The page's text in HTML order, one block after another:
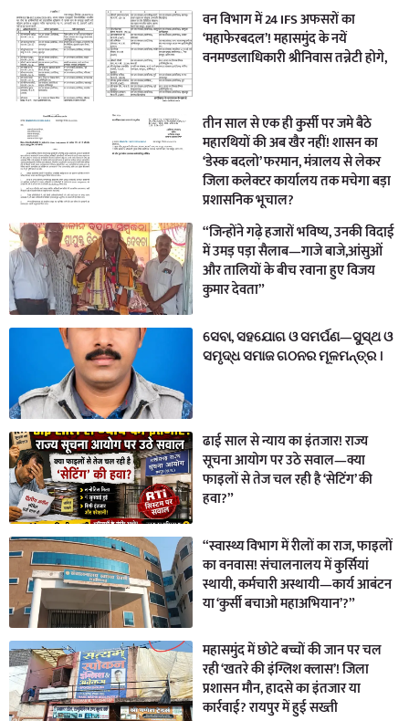
वन विभाग में 24 IFS अफसरों का
‘महाफेरबदल’! महासमुंद के नयें
वनमण्डलाधिकारी श्रीनिवास तन्नेटी होगे,
तीन साल से एक ही कुर्सी पर जमे बैठे
महारथियों की अब खैर नहीं! शासन का
‘डेस्क बदलो’ फरमान, मंत्रालय से लेकर
जिला कलेक्टर कार्यालय तक मचेगा बड़ा
प्रशासनिक भूचाल?
“जिन्होंने गढ़े हजारों भविष्य, उनकी विदाई
में उमड़ पड़ा सैलाब—गाजे बाजे,आंसुओं
और तालियों के बीच रवाना हुए विजय
कुमार देवता”
ସେବା, ସହଯୋଗ ଓ ସମର୍ପଣ—ସୁସ୍ଥ ଓ
ସମୃଦ୍ଧ ସମାଜ ଗଠନର ମୂଳମନ୍ତ୍ର ।
ढाई साल से न्याय का इंतजार! राज्य
सूचना आयोग पर उठे सवाल—क्या
फाइलों से तेज चल रही है ‘सेटिंग’ की
हवा?”
“स्वास्थ्य विभाग में रीलों का राज, फाइलों
का वनवास! संचालनालय में कुर्सियां
स्थायी, कर्मचारी अस्थायी—कार्य आबंटन
या ‘कुर्सी बचाओ महाअभियान’?”
महासमुंद में छोटे बच्चों की जान पर चल
रही ‘खतरे की इंग्लिश क्लास’! जिला
प्रशासन मौन, हादसे का इंतजार या
कार्रवाई? रायपुर में हुई सख्ती